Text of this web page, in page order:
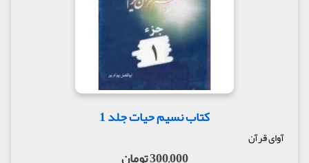
کتاب نسیم حیات جلد 1
آوای قرآن